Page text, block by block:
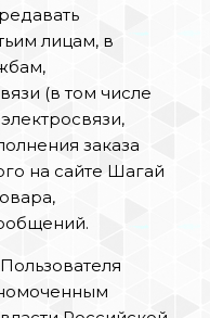
лицам, в
(в том числе
заказа
на сайте Шагай